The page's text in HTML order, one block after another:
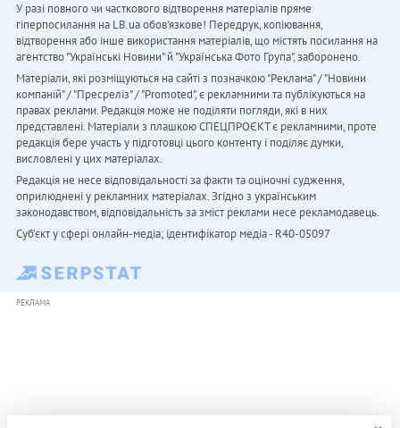
У разі повного чи часткового відтворення матеріалів пряме
гіперпосилання на LB.ua обов'язкове! Передрук, копіювання,
відтворення або інше використання матеріалів, що містять посилання на
агентство "Українськi Новини" й "Українська Фото Група", заборонено.
Матеріали, які розміщуються на сайті з позначкою "Реклама" / "Новини
компаній" / "Пресреліз" / "Promoted", є рекламними та публікуються на
правах реклами. Редакція може не поділяти погляди, які в них
представлені. Матеріали з плашкою СПЕЦПРОЄКТ є рекламними, проте
редакція бере участь у підготовці цього контенту і поділяє думки,
висловлені у цих матеріалах.
Редакція не несе відповідальності за факти та оціночні судження,
оприлюднені у рекламних матеріалах. Згідно з українським
законодавством, відповідальність за зміст реклами несе рекламодавець.
Cуб'єкт у сфері онлайн-медіа; ідентифікатор медіа - R40-05097
РЕКЛАМА